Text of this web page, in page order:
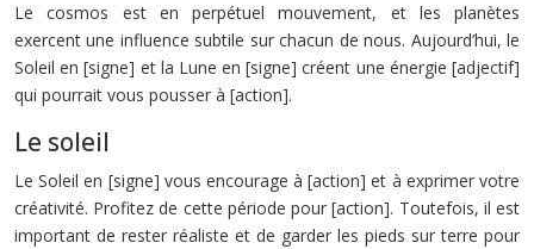
Le cosmos est en perpétuel mouvement, et les planètes
exercent une influence subtile sur chacun de nous. Aujourd’hui, le
Soleil en [signe] et la Lune en [signe] créent une énergie [adjectif]
qui pourrait vous pousser à [action].
Le soleil
Le Soleil en [signe] vous encourage à [action] et à exprimer votre
créativité. Profitez de cette période pour [action]. Toutefois, il est
important de rester réaliste et de garder les pieds sur terre pour